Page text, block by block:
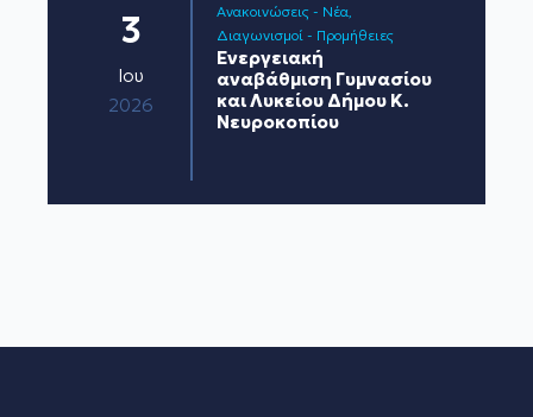
3
Ιου
2026
Ανακοινώσεις - Νέα
Διαγωνισμοί - Προμήθειες
Ενεργειακή
αναβάθμιση Γυμνασίου
και Λυκείου Δήμου Κ.
Νευροκοπίου